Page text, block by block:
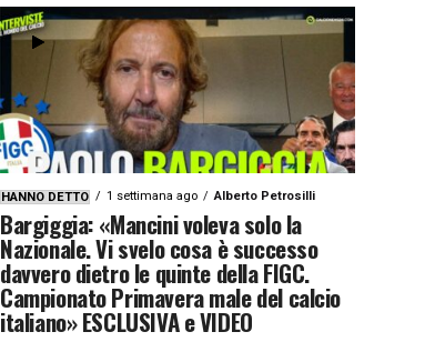
HANNO DETTO 1 settimana ago Alberto Petrosilli
Bargiggia: «Mancini voleva solo la
Nazionale. Vi svelo cosa è successo
davvero dietro le quinte della FIGC.
Campionato Primavera male del calcio
italiano» ESCLUSIVA e VIDEO